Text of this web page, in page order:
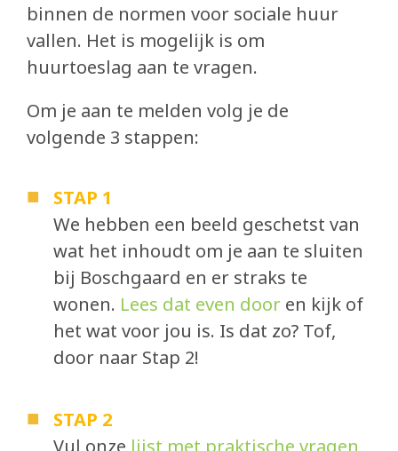
binnen de normen voor sociale huur
vallen. Het is mogelijk is om
huurtoeslag aan te vragen.
Om je aan te melden volg je de
volgende 3 stappen:
STAP 1
We hebben een beeld geschetst van
wat het inhoudt om je aan te sluiten
bij Boschgaard en er straks te
wonen. Lees dat even door en kijk of
het wat voor jou is. Is dat zo? Tof,
door naar Stap 2!
STAP 2